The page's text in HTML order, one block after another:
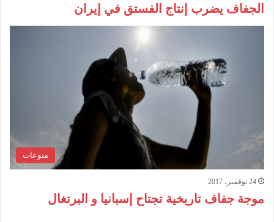
الجفاف يضرب إنتاج الفستق في إيران
منوعات
24 نوفمبر، 2017
موجة جفاف تاريخية تجتاح إسبانيا و البرتغال